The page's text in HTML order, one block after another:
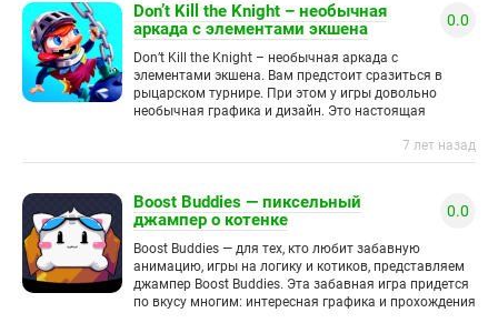
Don’t Kill the Knight – необычная
аркада с элементами экшена
0.0
Don’t Kill the Knight – необычная аркада с
элементами экшена. Вам предстоит сразиться в
рыцарском турнире. При этом у игры довольно
необычная графика и дизайн. Это настоящая
7 лет назад
Boost Buddies — пиксельный
джампер о котенке
0.0
Boost Buddies — для тех, кто любит забавную
анимацию, игры на логику и котиков, представляем
джампер Boost Buddies. Эта забавная игра придется
по вкусу многим: интересная графика и прохождения